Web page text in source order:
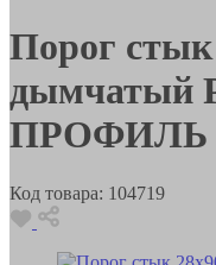
Порог
ПРОФИЛЬ
Код товара: 104719